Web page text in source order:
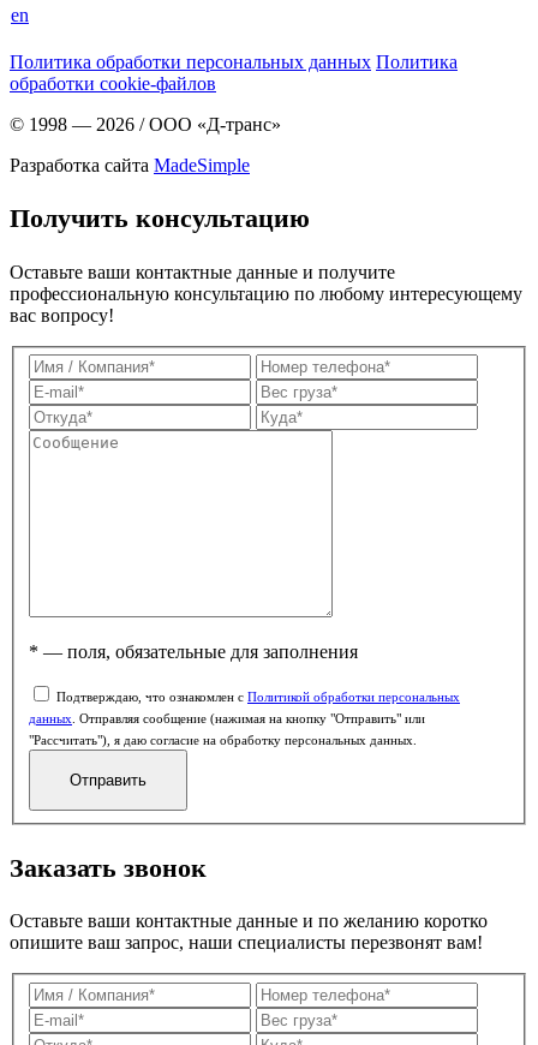
en
Политика обработки персональных данных Политика
обработки cookie-файлов
© 1998 — 2026 /ООО «Д-транс»
Разработка сайта MadeSimple
Получить консультацию
Оставьте ваши контактные данные и получите
профессиональную консультацию по любому интересующему
вас вопросу!
* — поля, обязательные для заполнения
Подтверждаю, что ознакомлен с Политикой обработки персональных
данных. Отправляя сообщение (нажимая на кнопку "Отправить" или
"Рассчитать"), я даю согласие на обработку персональных данных.
Заказать звонок
Оставьте ваши контактные данные и по желанию коротко
опишите ваш запрос, наши специалисты перезвонят вам!